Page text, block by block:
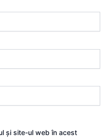
și site-ul web în acest